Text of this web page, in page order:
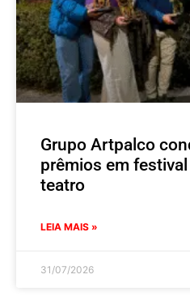
Grupo Artpalco
prêmios em
teatro
LEIA MAIS »
31/07/2026